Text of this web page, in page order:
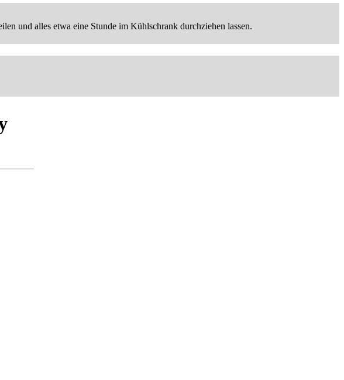
und alles etwa eine Stunde im Kühlschrank durchziehen lassen.